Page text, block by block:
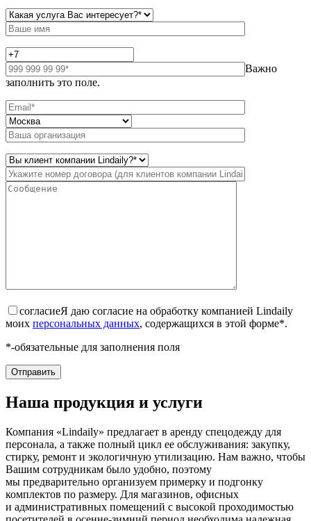
Важно
заполнить это поле.
согласиеЯ даю согласие на обработку компанией Lindaily
моих персональных данных, содержащихся в этой форме*.
*-обязательные для заполнения поля
Наша продукция и услуги
Компания «Lindaily» предлагает в аренду спецодежду для
персонала, а также полный цикл ее обслуживания: закупку,
стирку, ремонт и экологичную утилизацию. Нам важно, чтобы
Вашим сотрудникам было удобно, поэтому
мы предварительно организуем примерку и подгонку
комплектов по размеру. Для магазинов, офисных
и административных помещений с высокой проходимостью